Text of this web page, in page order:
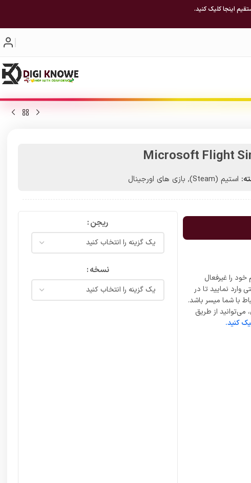
اینجا کلیک کنید.
Microsoft Flight
استیم (Steam) , بازی های اورجینال
را غیرفعال
وارد نمایید تا در
با شما میسر باشد.
از طریق
کنید.
ریجن
نسخه